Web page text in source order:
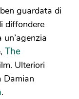
guardata di
diffondere
The
Ulteriori
Damian
.